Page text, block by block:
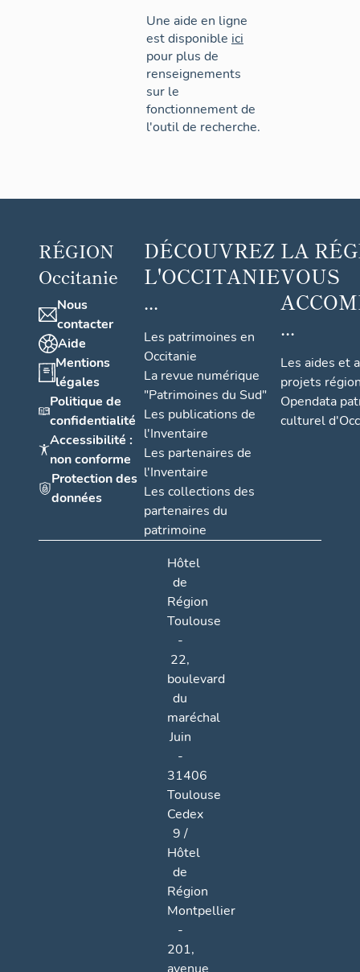
Une aide en ligne
est disponible ici
pour plus de
renseignements
sur le
fonctionnement de
l'outil de recherche.
RÉGION
Occitanie
Nous
contacter
Aide
Mentions
légales
Politique de
confidentialité
Accessibilité :
non conforme
Protection des
données
DÉCOUVREZ
L'OCCITANIE
...
Les patrimoines en
Occitanie
La revue numérique
"Patrimoines du Sud"
Les publications de
l'Inventaire
Les partenaires de
l'Inventaire
Les collections des
partenaires du
patrimoine
LA
VOUS
...
Les aides et
projets
Opendata
culturel
Hôtel
de
Région
Toulouse
-
22,
boulevard
du
maréchal
Juin
-
31406
Toulouse
Cedex
9 /
Hôtel
de
Région
Montpellier
-
201,